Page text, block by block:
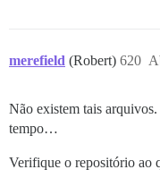
merefield (Robert) 620
Não existem tais
tempo…
Verifique o repositório ao